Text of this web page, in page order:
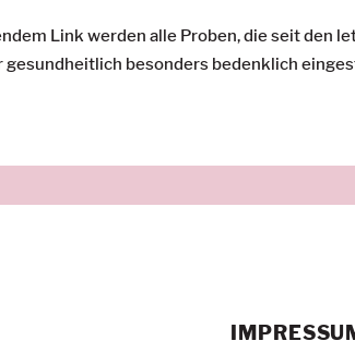
Link werden alle Proben, die seit den
gesundheitlich besonders bedenklich